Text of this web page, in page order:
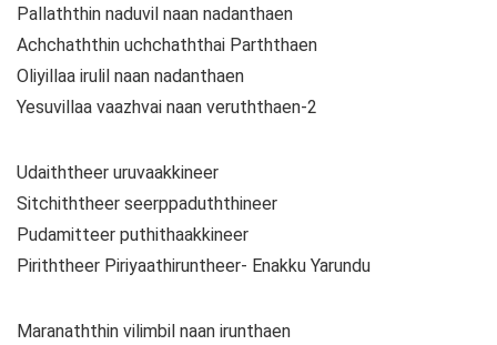
Pallaththin naduvil naan nadanthaen
Achchaththin uchchaththai Parththaen
Oliyillaa irulil naan nadanthaen
Yesuvillaa vaazhvai naan veruththaen-2
Udaiththeer uruvaakkineer
Sitchiththeer seerppaduththineer
Pudamitteer puthithaakkineer
Piriththeer Piriyaathiruntheer- Enakku Yarundu
Maranaththin vilimbil naan irunthaen